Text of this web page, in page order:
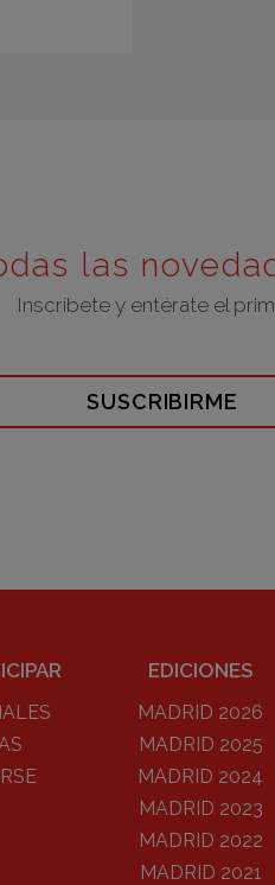
las
Inscríbete y entérate el
SUSCRIBIRME
EDICIONES
MADRID 2026
MADRID 2025
MADRID 2024
MADRID 2023
MADRID 2022
MADRID 2021